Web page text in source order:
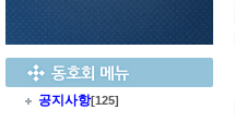
공지사항[125]